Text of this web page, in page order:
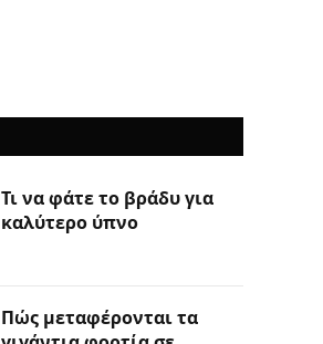
Τι να φάτε το βράδυ για
καλύτερο ύπνο
Πώς μεταφέρονται τα